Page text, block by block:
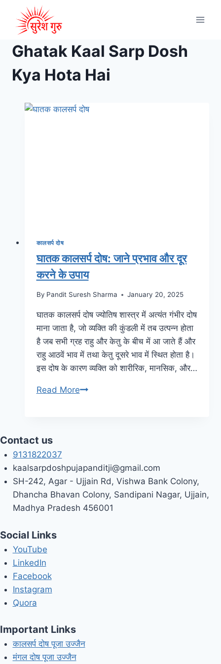
Ghatak Kaal Sarp Dosh
Kya Hota Hai
कालसर्प दोष
घातक कालसर्प दोष: जाने प्रभाव और दूर
करने के उपाय
By Pandit Suresh Sharma January 20, 2025
घातक कालसर्प दोष ज्योतिष शास्त्र में अत्यंत गंभीर दोष
माना जाता है, जो व्यक्ति की कुंडली में तब उत्पन्न होता
है जब सभी ग्रह राहु और केतु के बीच में आ जाते हैं और
राहु आठवें भाव में तथा केतु दूसरे भाव में स्थित होता है।
इस दोष के कारण व्यक्ति को शारीरिक, मानसिक, और…
Read More
Contact us
9131822037
kaalsarpdoshpujapanditji@gmail.com
SH-242, Agar - Ujjain Rd, Vishwa Bank Colony,
Dhancha Bhavan Colony, Sandipani Nagar, Ujjain,
Madhya Pradesh 456001
Social Links
YouTube
LinkedIn
Facebook
Instagram
Quora
Important Links
कालसर्प दोष पूजा उज्जैन
मंगल दोष पूजा उज्जैन